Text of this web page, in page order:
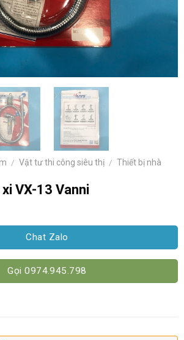
/ Vật tư thi công siêu thị / Thiết bị nhà
VX-13 Vanni
Chat Zalo
Gọi 0974.945.798